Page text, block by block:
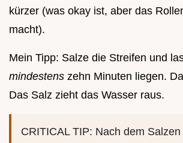
kürzer (was okay ist, aber das
macht).
Mein Tipp: Salze die Streifen und
mindestens zehn Minuten liegen.
Das Salz zieht das Wasser raus.
CRITICAL TIP: Nach dem